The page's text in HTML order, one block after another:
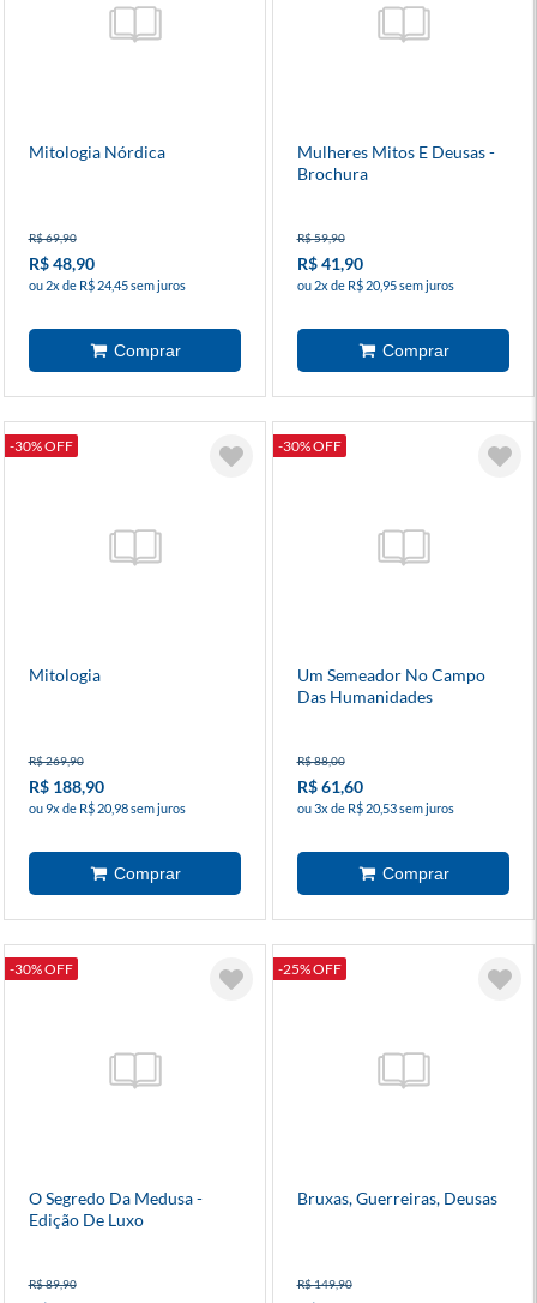
Mitologia Nórdica
R$ 69,90
R$ 48,90
ou 2x de R$ 24,45 sem juros
Mulheres Mitos E Deusas -
Brochura
R$ 59,90
R$ 41,90
ou 2x de R$ 20,95 sem juros
-30% OFF
Mitologia
R$ 269,90
R$ 188,90
ou 9x de R$ 20,98 sem juros
-30% OFF
Um Semeador No Campo
Das Humanidades
R$ 88,00
R$ 61,60
ou 3x de R$ 20,53 sem juros
-30% OFF
O Segredo Da Medusa -
Edição De Luxo
R$ 89,90
-25% OFF
Bruxas, Guerreiras, Deusas
R$ 149,90